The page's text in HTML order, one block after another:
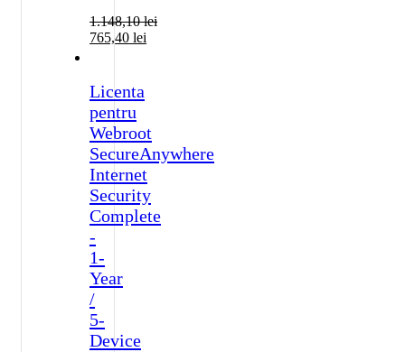
1.148,10lei
765,40 lei
Licenta
pentru
Webroot
SecureAnywhere
Internet
Security
Complete
-
1-
Year
/
5-
Device